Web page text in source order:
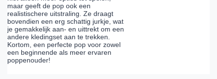
maar geeft de pop ook een
realistischere uitstraling. Ze draagt
bovendien een erg schattig jurkje, wat
je gemakkelijk aan- en uittrekt om een
andere kledingset aan te trekken.
Kortom, een perfecte pop voor zowel
een beginnende als meer ervaren
poppenouder!